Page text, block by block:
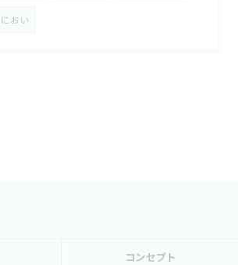
におい
コンセプト